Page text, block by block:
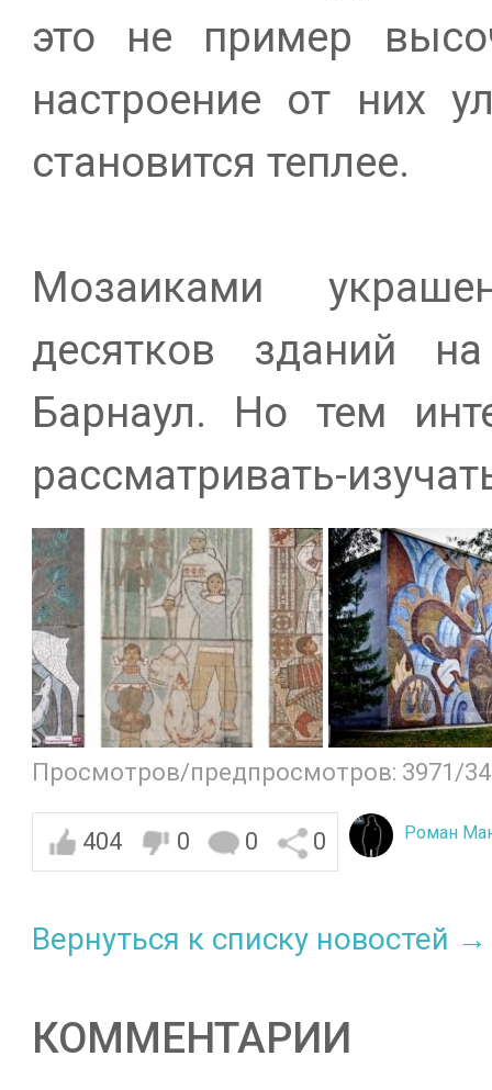
это не пример
настроение от них
становится теплее.
Мозаиками
десятков зданий
Барнаул. Но тем
рассматривать-
Просмотров/предпросмотров: 3971/
404 0 0 0 Роман
Вернуться к списку новостей →
КОММЕНТАРИИ